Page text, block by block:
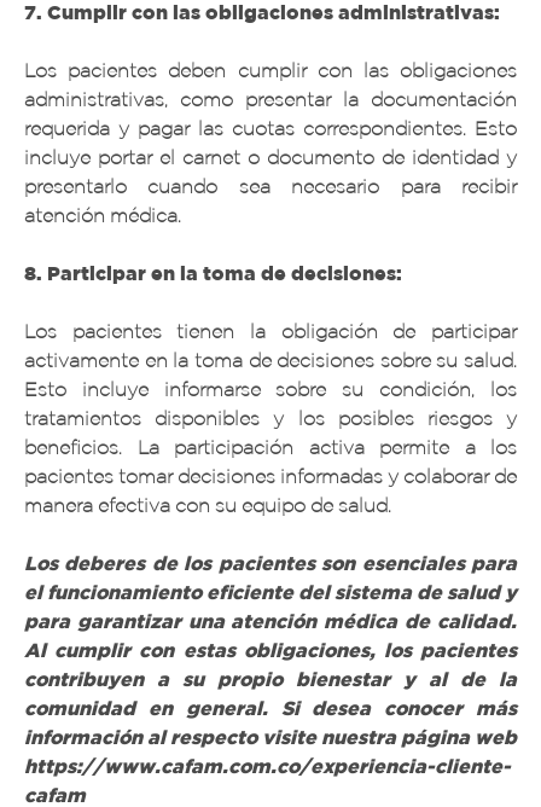
7. Cumplir con las obligaciones administrativas:
Los pacientes deben cumplir con las obligaciones
administrativas, como presentar la documentación
requerida y pagar las cuotas correspondientes. Esto
incluye portar el carnet o documento de identidad y
presentarlo cuando sea necesario para recibir
atención médica.
8. Participar en la toma de decisiones:
Los pacientes tienen la obligación de participar
activamente en la toma de decisiones sobre su salud.
Esto incluye informarse sobre su condición, los
tratamientos disponibles y los posibles riesgos y
beneficios. La participación activa permite a los
pacientes tomar decisiones informadas y colaborar de
manera efectiva con su equipo de salud.
Los deberes de los pacientes son esenciales para
el funcionamiento eficiente del sistema de salud y
para garantizar una atención médica de calidad.
Al cumplir con estas obligaciones, los pacientes
contribuyen a su propio bienestar y al de la
comunidad en general. Si desea conocer más
información al respecto visite nuestra página web
https://www.cafam.com.co/experiencia-cliente-
cafam